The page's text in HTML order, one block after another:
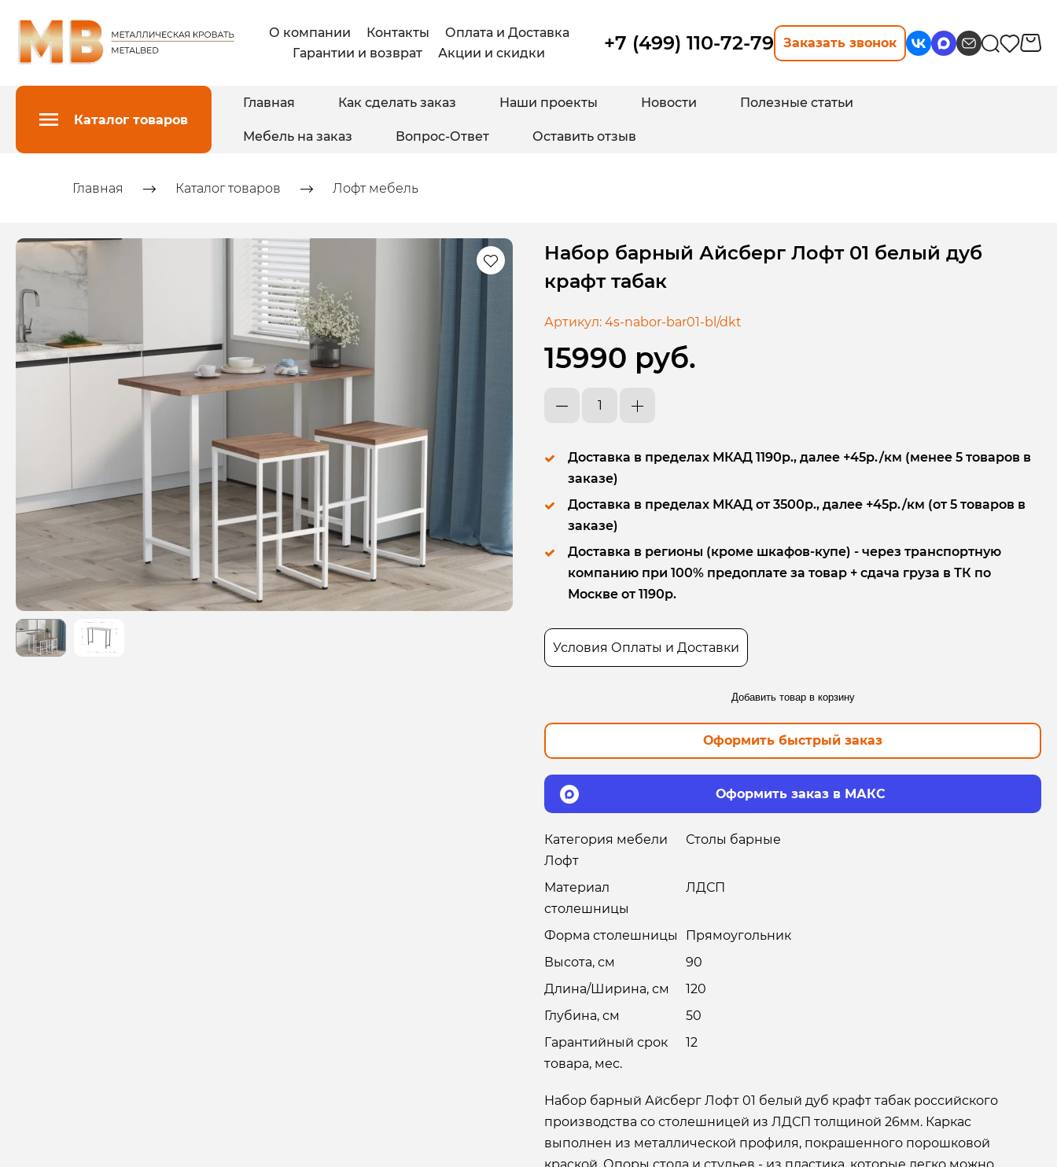
О компании Контакты
Оплата и Доставка
Гарантии и возврат
Акции и скидки +7 (499) 110-72-79 Заказать звонок
Каталог товаров
Главная Как сделать заказ Наши проекты Новости Полезные статьи
Мебель на заказ Вопрос-Ответ Оставить отзыв
Главная Каталог товаров Лофт мебель
Набор барный Айсберг Лофт 01 белый дуб
крафт табак
Артикул: 4s-nabor-bar01-bl/dkt
15990 руб.
Доставка в пределах МКАД 1190р., далее +45р./км (менее 5 товаров в
заказе)
Доставка в пределах МКАД от 3500р., далее +45р./км (от 5 товаров в
заказе)
Доставка в регионы (кроме шкафов-купе) - через транспортную
компанию при 100% предоплате за товар + сдача груза в ТК по
Москве от 1190р.
Условия Оплаты и Доставки
Добавить товар в корзину
Оформить быстрый заказ
Оформить заказ в МАКС
Категория мебели
Лофт
Столы барные
Материал
столешницы
ЛДСП
Форма столешницы
Прямоугольник
Высота, см
90
Длина/Ширина, см
120
Глубина, см
50
Гарантийный срок
товара, мес.
12
Набор барный Айсберг Лофт 01 белый дуб крафт табак российского
производства со столешницей из ЛДСП толщиной 26мм. Каркас
выполнен из металлической профиля, покрашенного порошковой